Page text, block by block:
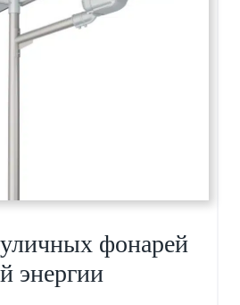
фонарей
энергии